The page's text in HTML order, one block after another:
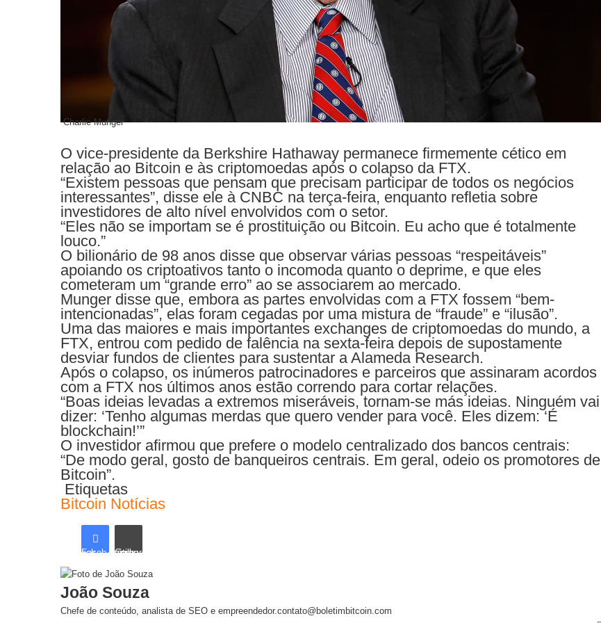
Charlie Munger
O vice-presidente da Berkshire Hathaway permanece firmemente cético em
relação ao Bitcoin e às criptomoedas após o colapso da FTX.
“Existem pessoas que pensam que precisam participar de todos os negócios
interessantes”, disse ele à CNBC na terça-feira, enquanto refletia sobre
investidores de alto nível envolvidos com o setor.
“Eles não se importam se é prostituição ou Bitcoin. Eu acho que é totalmente
louco.”
O bilionário de 98 anos disse que observar várias pessoas “respeitáveis”
apoiando os criptoativos tanto o incomoda quanto o deprime, e que eles
cometeram um “grande erro” ao se associarem ao mercado.
Munger disse que, embora as partes envolvidas com a FTX fossem “bem-
intencionadas”, elas foram cegadas por uma mistura de “fraude” e “ilusão”.
Uma das maiores e mais importantes exchanges de criptomoedas do mundo, a
FTX, entrou com pedido de falência na sexta-feira depois de supostamente
desviar fundos de clientes para sustentar a Alameda Research.
Após o colapso, os inúmeros patrocinadores e parceiros que assinaram acordos
com a FTX nos últimos anos estão correndo para cortar relações.
“Boas ideias levadas a extremos miseráveis, tornam-se más ideias. Ninguém vai
dizer: ‘Tenho algumas merdas que quero vender para você. Eles dizem: ‘É
blockchain!’”
O investidor afirmou que prefere o modelo centralizado dos bancos centrais:
“De modo geral, gosto de banqueiros centrais. Em geral, odeio os promotores de
Bitcoin”.
Etiquetas
Bitcoin Notícias
Facebook Compartilhar via e-mail
João Souza
Chefe de conteúdo, analista de SEO e empreendedor.contato@boletimbitcoin.com